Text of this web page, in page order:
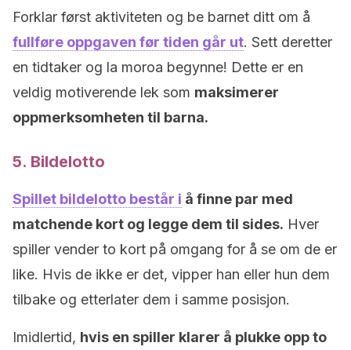
Forklar først aktiviteten og be barnet ditt om å
fullføre oppgaven før tiden går ut. Sett deretter
en tidtaker og la moroa begynne! Dette er en
veldig motiverende lek som maksimerer
oppmerksomheten til barna.
5. Bildelotto
Spillet bildelotto består i å finne par med
matchende kort og legge dem til sides. Hver
spiller vender to kort på omgang for å se om de er
like. Hvis de ikke er det, vipper han eller hun dem
tilbake og etterlater dem i samme posisjon.
Imidlertid, hvis en spiller klarer å plukke opp to